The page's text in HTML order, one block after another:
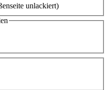
unlackiert)